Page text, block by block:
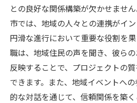
との良好な関係構築が欠かせませ
市では、地域の人々との連携がイ
円滑な進行において重要な役割を
職は、地域住民の声を聞き、彼ら
反映することで、プロジェクトの
できます。また、地域イベントへ
的な対話を通じて、信頼関係を築